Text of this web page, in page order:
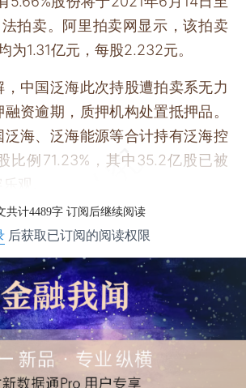
拍卖。阿里拍卖网显示，该拍卖
为1.31亿元，每股2.232元。
中国泛海此次持股遭拍卖系无力
资逾期，质押机构处置抵押品。
泛海、泛海能源等合计持有泛海控
比例71.23%，其中35.2亿股已被
观。
共计4489字 订阅后继续阅读
后获取已订阅的阅读权限